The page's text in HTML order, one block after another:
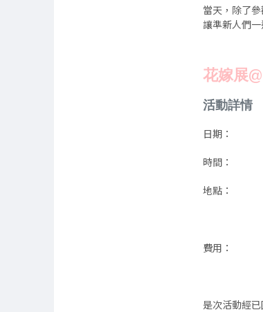
當天，除了
讓準新人們
花嫁展
活動詳情
日期：
時間：
地點：
費用：
是次活動經已